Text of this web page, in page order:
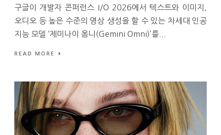
구글이 개발자 콘퍼런스 I/O 2026에서 텍스트와 이미지,
오디오 등 높은 수준의 영상 생성을 할 수 있는 차세대 인공
지능 모델 ‘제미나이 옴니(Gemini Omni)’를...
READ MORE